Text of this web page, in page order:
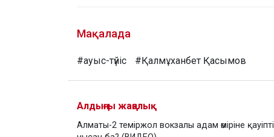
Мақалада
#ауыс-түйіс #Қалмұханбет Қасымов
Алдыңғы жаңалық
Алматы-2 теміржол вокзалы адам өміріне қауіпті